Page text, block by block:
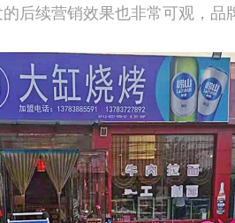
后续营销效果也非常可观，品